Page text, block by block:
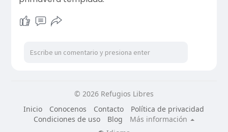
© 2026 Refugios Libres
Inicio
Conocenos Contacto
Política de privacidad
Condiciones de uso
Blog
Más información